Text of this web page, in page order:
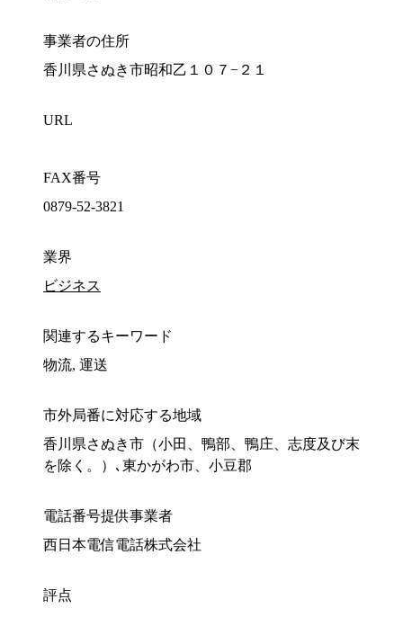
事業者の住所
香川県さぬき市昭和乙１０７−２１
URL
FAX番号
0879-52-3821
業界
ビジネス
関連するキーワード
物流, 運送
市外局番に対応する地域
香川県さぬき市（小田、鴨部、鴨庄、志度及び末
を除く。）､東かがわ市、小豆郡
電話番号提供事業者
西日本電信電話株式会社
評点